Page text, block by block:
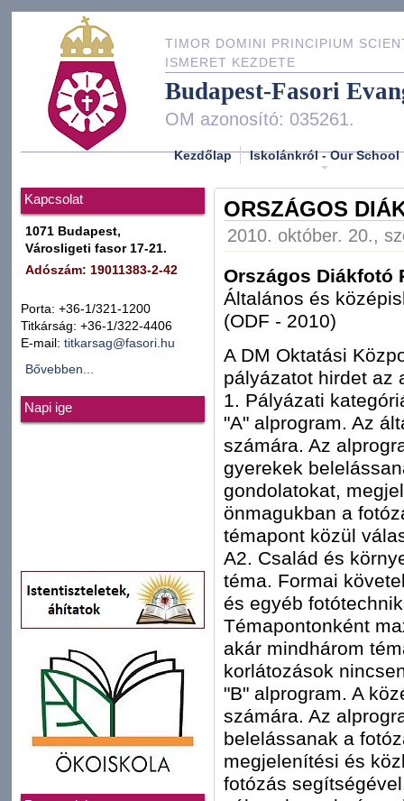
TIMOR DOMINI PRINCIPIUM
ISMERET KEZDETE
Budapest-Fasori
OM azonosító: 035261.
Kezdőlap Iskolánkról - Our School
Kapcsolat
1071 Budapest,
Városligeti fasor 17-21.
Adószám: 19011383-2-42
Porta: +36-1/321-1200
Titkárság: +36-1/322-4406
E-mail: titkarsag@fasori.hu
Bővebben...
Napi ige
ORSZÁGOS
2010. október. 20.,
Országos Diákfotó
Általános és
(ODF - 2010)
A DM Oktatási
pályázatot hirdet az
1. Pályázati
"A" alprogram. Az
számára. Az
gyerekek
gondolatokat,
önmagukban a
témapont közül
A2. Család és
téma. Formai
és egyéb
Témapontonként
akár mindhárom
korlátozások
"B" alprogram. A
számára. Az
belelássanak a
megjelenítési és
fotózás